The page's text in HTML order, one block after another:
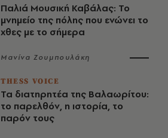
Παλιά Μουσική Καβάλας: Το
μνημείο της πόλης που ενώνει το
χθες με το σήμερα
Μανίνα Ζουμπουλάκη
THESS VOICE
Τα διατηρητέα της Βαλαωρίτου:
το παρελθόν, η ιστορία, το
παρόν τους